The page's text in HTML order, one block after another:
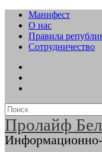
Манифест
О нас
Правила
Сотрудничество
Пролайф
Информационно-